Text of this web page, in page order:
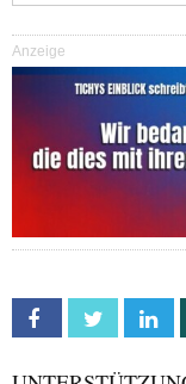
Anzeige
Facebook Twitter